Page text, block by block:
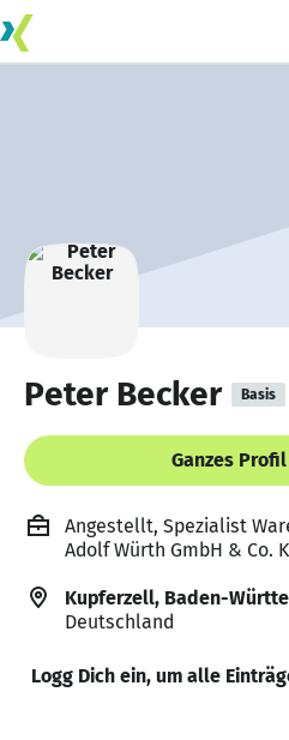
Peter Becker Basis
Ganzes
Angestellt, Spezialist
Adolf Würth GmbH & Co.
Kupferzell, Baden-
Deutschland
Logg Dich ein, um alle